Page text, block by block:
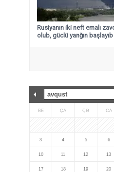
Rusiyanın iki neft emalı
olub, güclü yanğın başlayıb
BE ÇA ÇƏ CA
3 4 5 6
10 11 12 13
17 18 19 20